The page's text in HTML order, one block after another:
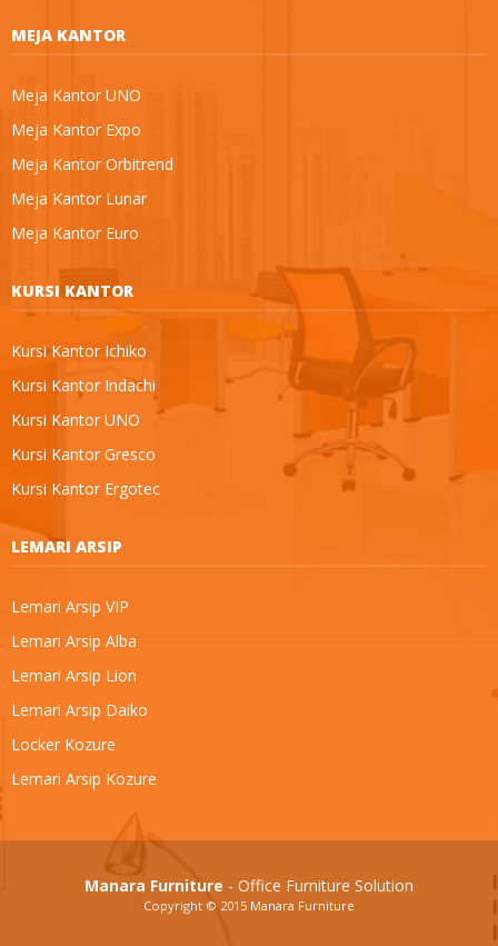
MEJA KANTOR
Meja Kantor UNO
Meja Kantor Expo
Meja Kantor Orbitrend
Meja Kantor Lunar
Meja Kantor Euro
KURSI KANTOR
Kursi Kantor Ichiko
Kursi Kantor Indachi
Kursi Kantor UNO
Kursi Kantor Gresco
Kursi Kantor Ergotec
LEMARI ARSIP
Lemari Arsip VIP
Lemari Arsip Alba
Lemari Arsip Lion
Lemari Arsip Daiko
Locker Kozure
Lemari Arsip Kozure
Manara Furniture - Office Furniture Solution
Copyright © 2015 Manara Furniture